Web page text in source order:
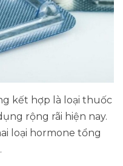
kết hợp là loại thuốc
rộng rãi hiện nay.
loại hormone tổng